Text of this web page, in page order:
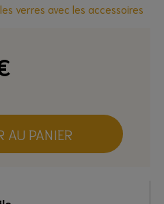
verres avec les accessoires
AU PANIER